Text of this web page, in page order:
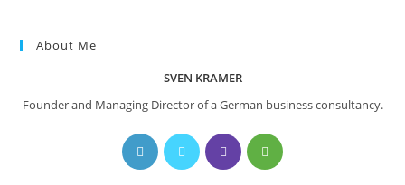
About Me
SVEN KRAMER
Founder and Managing Director of a German business consultancy.